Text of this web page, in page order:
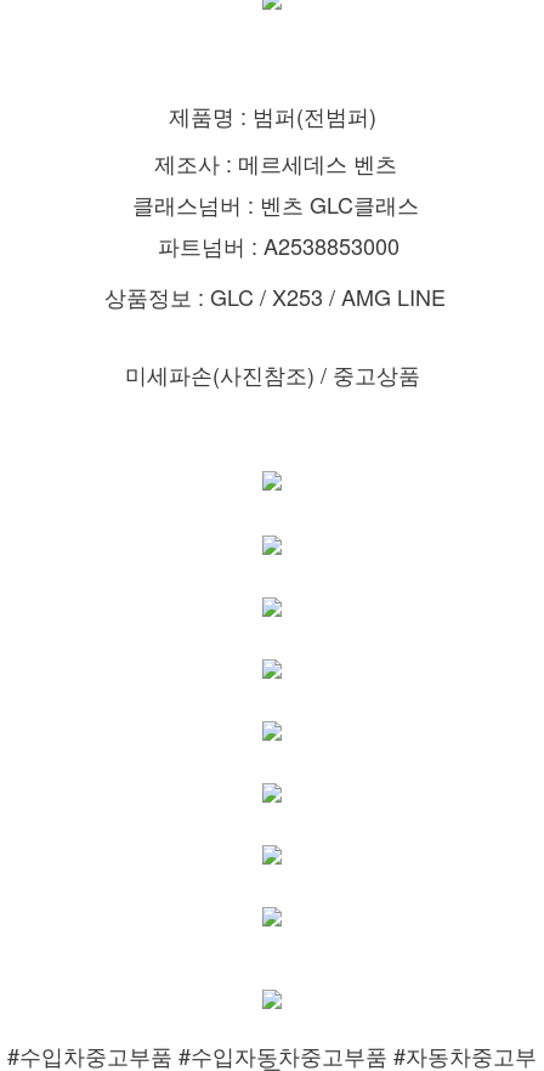
제품명 : 범퍼(전범퍼)
제조사 : 메르세데스 벤츠
클래스넘버 : 벤츠 GLC클래스
파트넘버 : A2538853000
상품정보 : GLC / X253 / AMG LINE
미세파손(사진참조) / 중고상품
#수입차중고부품 #수입자동차중고부품 #자동차중고부